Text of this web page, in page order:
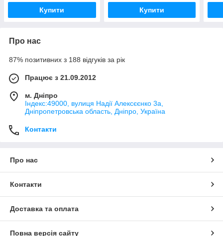
Купити Купити
Про нас
87% позитивних з 188 відгуків за рік
Працює з 21.09.2012
м. Дніпро
Індекс:49000, вулиця Надії Алексєєнко 3а,
Дніпропетровська область, Дніпро, Україна
Контакти
Про нас
Контакти
Доставка та оплата
Повна версія сайту